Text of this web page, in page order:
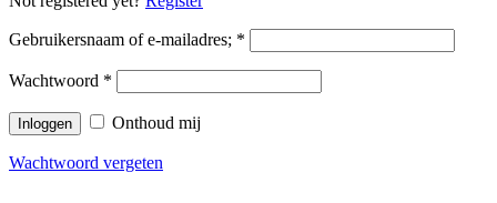
Gebruikersnaam of e-mailadres; *
Wachtwoord *
Onthoud mij
Wachtwoord vergeten